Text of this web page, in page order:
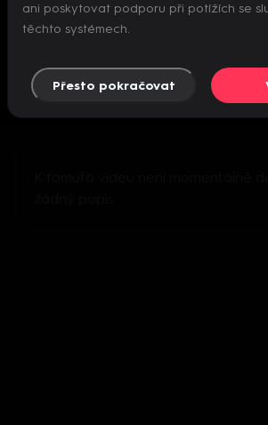
Nepodařilo se inicializovat
ani poskytovat podporu při potížích se
těchto systémech.
Přesto pokračovat